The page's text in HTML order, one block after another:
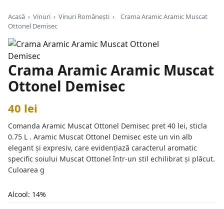
Acasă › Vinuri › Vinuri Românești ›
Crama Aramic Aramic Muscat
Ottonel Demisec
Crama Aramic Aramic Muscat
Ottonel Demisec
40 lei
Comanda Aramic Muscat Ottonel Demisec pret 40 lei, sticla
0.75 L . Aramic Muscat Ottonel Demisec este un vin alb
elegant și expresiv, care evidențiază caracterul aromatic
specific soiului Muscat Ottonel într-un stil echilibrat și plăcut.
Culoarea g
Alcool: 14%